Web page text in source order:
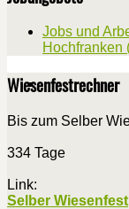
Jobs und
Hochfranken
Wiesenfestrechner
Bis zum Selber
334 Tage
Link:
Selber Wiesenfest